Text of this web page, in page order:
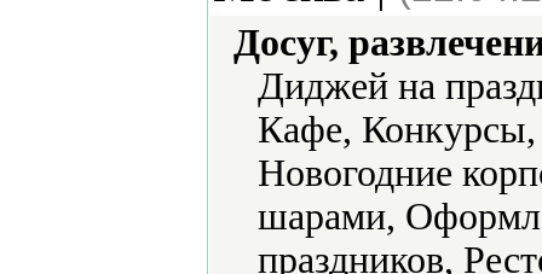
Досуг,
Диджей на
Кафе,
Новогодние
шарами,
праздников,